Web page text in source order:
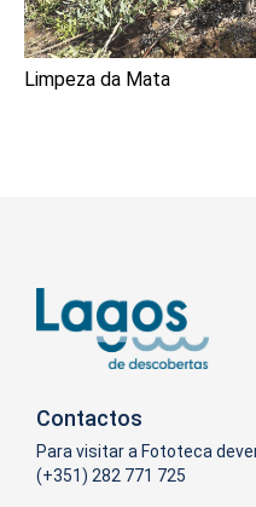
Limpeza da Mata
Contactos
Para visitar a Fototeca
(+351) 282 771 725